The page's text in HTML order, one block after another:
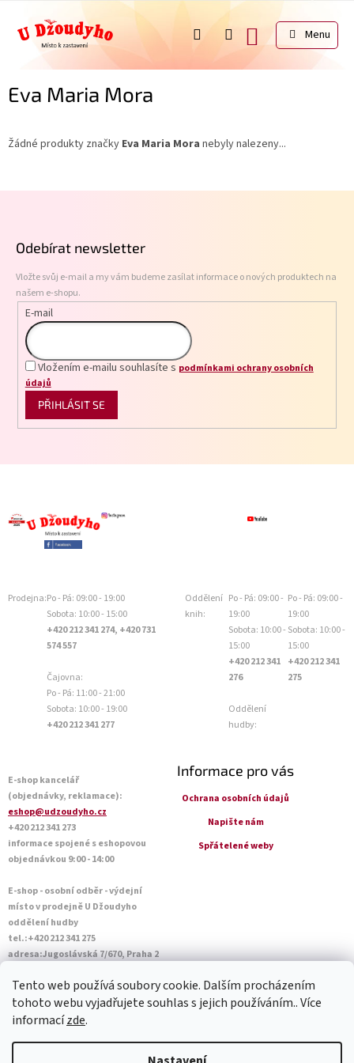
Tento web používá soubory cookie. Dalším procházením
tohoto webu vyjadřujete souhlas s jejich používáním.. Více
informacízde.
obsah
NÁKUPNÍ
KOŠÍK
Eva Maria Mora
Žádné produkty značky Eva Maria Mora nebyly nalezeny...
Odebírat newsletter
Vložte svůj e-mail a my vám budeme zasílat informace o nových produktech na
našem e-shopu.
E-mail
Vložením e-mailu souhlasíte s podmínkami ochrany osobních
údajů
PŘIHLÁSIT SE
Prodejna:Po - Pá: 09:00 - 19:00
Sobota: 10:00 - 15:00
+420 212 341 274, +420 731
574 557
Čajovna:
Po - Pá: 11:00 - 21:00
Sobota: 10:00 - 19:00
+420 212 341 277
Oddělení
knih:
Po - Pá: 09:00 -
19:00
Sobota: 10:00 -
15:00
+420 212 341
276
Oddělení
hudby:
Po - Pá: 09:00 -
19:00
Sobota: 10:00 -
15:00
+420 212 341
275
E-shop kancelář
(objednávky, reklamace):
eshop@udzoudyho.cz
+420 212 341 273
informace spojené s eshopovou
objednávkou 9:00 - 14:00
E-shop - osobní odběr - výdejní
místo v prodejně U Džoudyho
oddělení hudby
tel.:+420 212 341 275
adresa:Jugoslávská 7/670, Praha 2
Sobota: 10:00 - 14:45
Informace pro vás
Ochrana osobních údajů
Napište nám
Spřátelené weby